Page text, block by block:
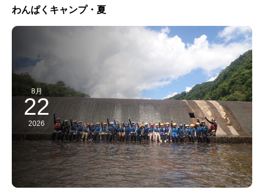
わんぱくキャンプ・夏
8月
22
2026